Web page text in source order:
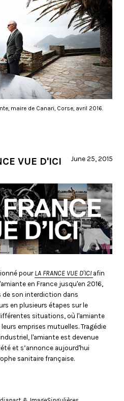
maire de Canari, Corse, avril 2016.
June 25, 2015
VUE D'ICI
pour LA FRANCE VUE D'ICI afin
en France jusqu'en 2016,
de son interdiction dans
en plusieurs étapes sur le
situations, où l'amiante
emprises mutuelles. Tragédie
l'amiante est devenue
et s’annonce aujourd'hui
sanitaire française.